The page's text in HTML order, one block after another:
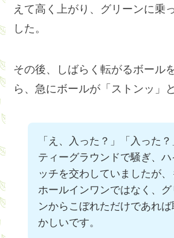
えて高く上がり、グリーンに乗
した。
その後、しばらく転がるボール
ら、急にボールが「ストンッ」
「え、入った？」「入った？
ティーグラウンドで騒ぎ、ハ
ッチを交わしていましたが、
ホールインワンではなく、グ
ンからこぼれただけであれば
かしいです。